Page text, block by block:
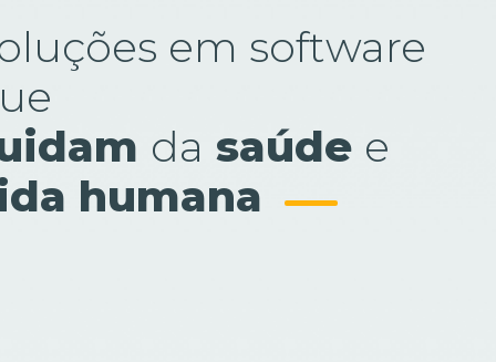
em software
da saúde e
humana